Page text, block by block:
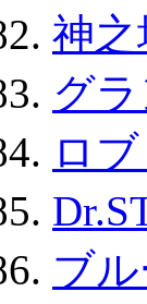
神之
グ
ロ
ブ